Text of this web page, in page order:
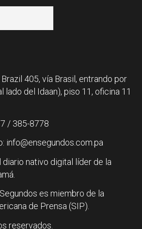
405, vía Brasil, entrando por
lado del Idaan), piso 11, oficina 11
/ 385-8778
info@ensegundos.com.pa
diario nativo digital líder de la
es miembro de la
de Prensa (SIP).
reservados.